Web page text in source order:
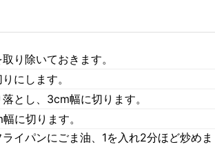
り除いておきます。
にします。
とし、3cm幅に切ります。
に切ります。
イパンにごま油、1を入れ2分ほど炒めま